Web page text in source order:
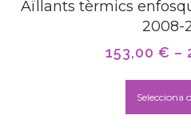
Aïllants tèrmics
2008-
153,00 € –
Selecciona